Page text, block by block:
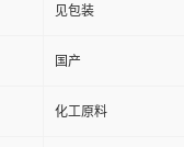
见包装
国产
化工原料